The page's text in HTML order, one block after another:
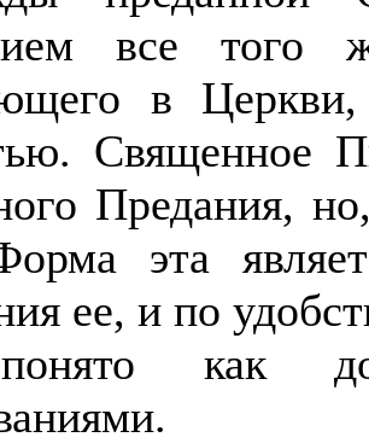
все того
в
Священное
Предания,
эта
ее, и по
как